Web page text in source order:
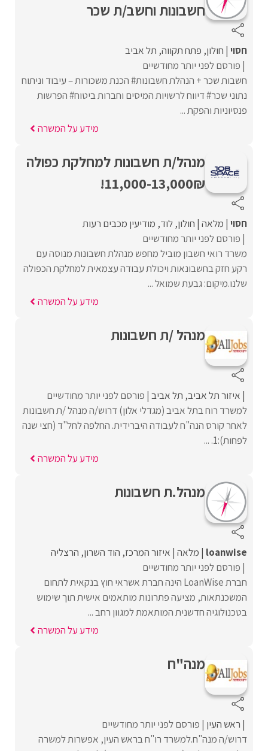
חשבונות וחשב/ת שכר
חסוי חולון פתח תקווה תל אביב
פורסם לפני יותר מחודשיים
חשבות שכר + הנהלת חשבונות# הכנת משכורות – עיבוד וניתוח
נתוני שכר# דיווח לרשויות המיסים וחברות ביטוח# הפרשות
פנסיוניות והפקת ...
מידע על המשרה
מנהל/ת חשבונות למחלקת כפולה
11,000-13,000₪!
חסוי מלאה חולון לוד מודיעין מכבים רעות
פורסם לפני יותר מחודשיים
משרד רואי חשבון מוביל מחפש מנהלת חשבונות מנוסה עם
רקע חזק בחשבונאות ויכולת עבודה עצמאית למחלקת הכפולה
שלנו.מיקום: גבעת שמואל ...
מידע על המשרה
מנהל /ת חשבונות
איזור תל אביב תל אביב פורסם לפני יותר מחודשיים
למשרד רוח בתל אביב (מגדלי אלון) דרוש/ה מנהל /ת חשבונות
לאחר קורס הנה"ח לעבודה היברידית. החלפה לחל"ד (חצי שנה
לפחות):1. ...
מידע על המשרה
מנהל.ת חשבונות
loanwise מלאה איזור המרכז הוד השרון הרצליה
פורסם לפני יותר מחודשיים
חברת LoanWise הינה חברת אשראי חוץ בנקאית לתחום
המשכנתאות, מציעה פתרונות מותאמים אישית תוך שימוש
בטכנולוגיה חדשנית המותאמת למגוון רחב ...
מידע על המשרה
מנה"ח
ראש העין פורסם לפני יותר מחודשיים
דרוש/ה מנה"ח.למשרד רו"ח בראש העין, אפשרות למשרה